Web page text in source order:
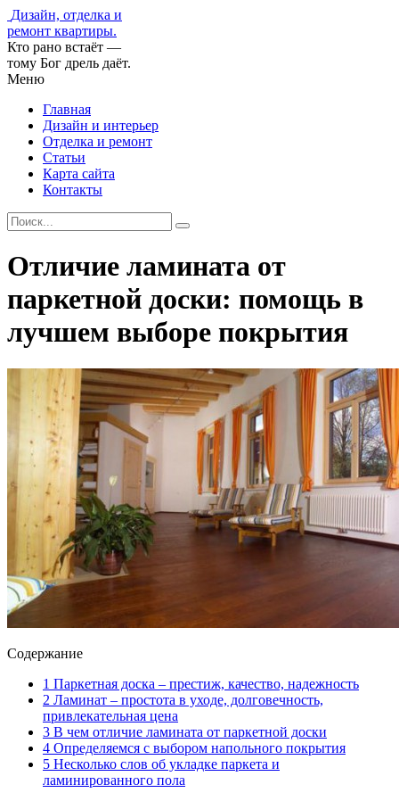
Дизайн, отделка и
ремонт квартиры.
Кто рано встаёт —
тому Бог дрель даёт.
Меню
Главная
Дизайн и интерьер
Отделка и ремонт
Статьи
Карта сайта
Контакты
Отличие ламината от
паркетной доски: помощь в
лучшем выборе покрытия
Содержание
1 Паркетная доска – престиж, качество, надежность
2 Ламинат – простота в уходе, долговечность,
привлекательная цена
3 В чем отличие ламината от паркетной доски
4 Определяемся с выбором напольного покрытия
5 Несколько слов об укладке паркета и
ламинированного пола